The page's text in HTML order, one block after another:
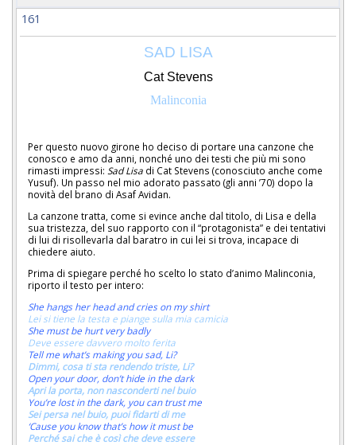
161
SAD LISA
Cat Stevens
Malinconia
Per questo nuovo girone ho deciso di portare una canzone che
conosco e amo da anni, nonché uno dei testi che più mi sono
rimasti impressi: Sad Lisa di Cat Stevens (conosciuto anche come
Yusuf). Un passo nel mio adorato passato (gli anni ’70) dopo la
novità del brano di Asaf Avidan.
La canzone tratta, come si evince anche dal titolo, di Lisa e della
sua tristezza, del suo rapporto con il “protagonista” e dei tentativi
di lui di risollevarla dal baratro in cui lei si trova, incapace di
chiedere aiuto.
Prima di spiegare perché ho scelto lo stato d’animo Malinconia,
riporto il testo per intero:
She hangs her head and cries on my shirt
Lei si tiene la testa e piange sulla mia camicia
She must be hurt very badly
Deve essere davvero molto ferita
Tell me what’s making you sad, Li?
Dimmi, cosa ti sta rendendo triste, Li?
Open your door, don’t hide in the dark
Apri la porta, non nasconderti nel buio
You’re lost in the dark, you can trust me
Sei persa nel buio, puoi fidarti di me
‘Cause you know that’s how it must be
Perché sai che è così che deve essere